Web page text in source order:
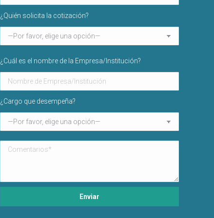
¿Quién solicita la cotización?
¿Cuál es el nombre de la Empresa/Institución?
¿Cargo que desempeña?